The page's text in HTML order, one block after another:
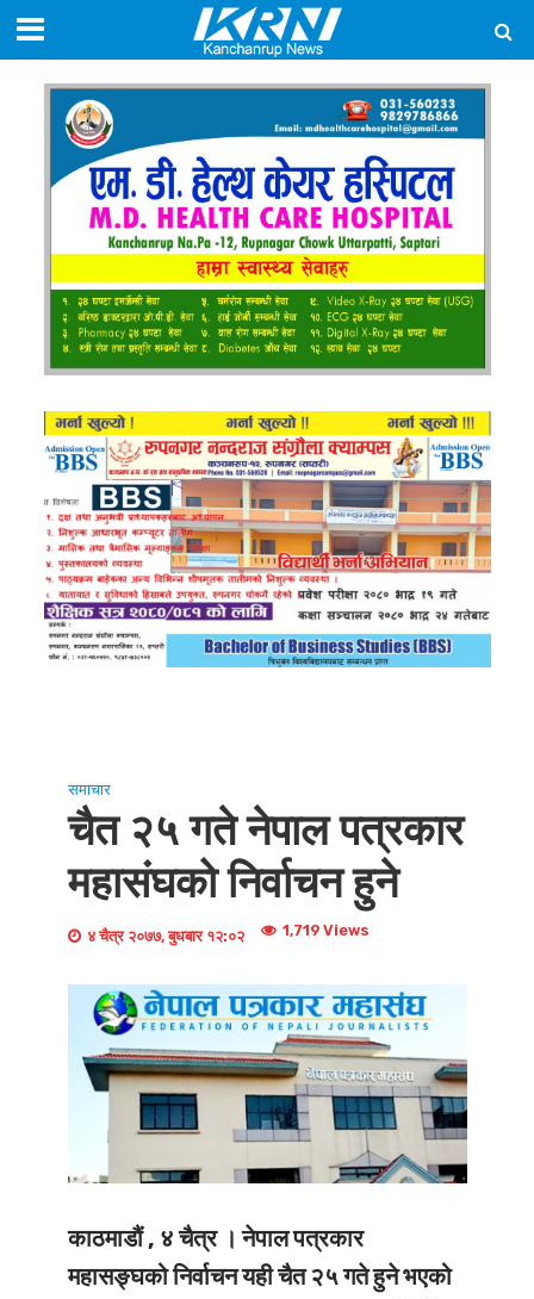
समाचार
चैत २५ गते नेपाल पत्रकार
महासंघको निर्वाचन हुने
४ चैत्र २०७७, बुधबार १२:०२ 1,719 Views
काठमाडौं , ४ चैत्र । नेपाल पत्रकार
महासङ्घको निर्वाचन यही चैत २५ गते हुने भएको